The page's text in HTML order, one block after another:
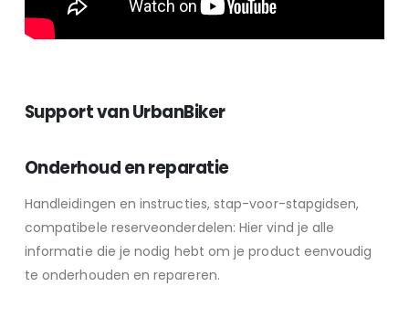
Support van UrbanBiker
Onderhoud en reparatie
Handleidingen en instructies, stap-voor-stapgidsen,
compatibele reserveonderdelen: Hier vind je alle
informatie die je nodig hebt om je product eenvoudig
te onderhouden en repareren.